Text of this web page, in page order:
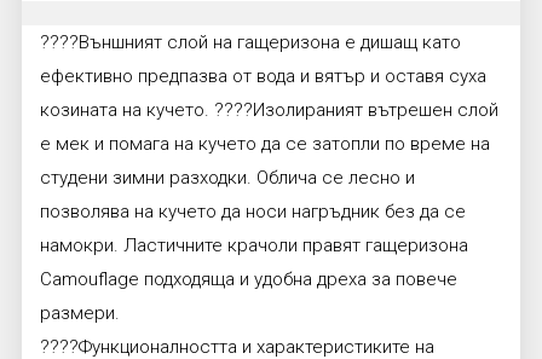
????Външният слой на гащеризона е дишащ като
ефективно предпазва от вода и вятър и оставя суха
козината на кучето. ????Изолираният вътрешен слой
е мек и помага на кучето да се затопли по време на
студени зимни разходки. Облича се лесно и
позволява на кучето да носи нагръдник без да се
намокри. Ластичните крачоли правят гащеризона
Camouflage подходяща и удобна дреха за повече
размери.
????Функционалността и характеристиките на